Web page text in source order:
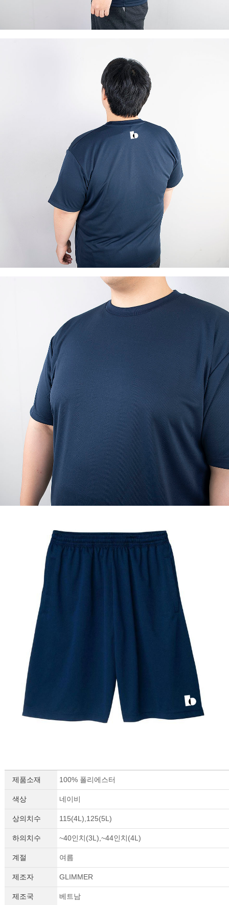
제품소재 100% 폴리에스터
색상 네이비
상의치수 115(4L),125(5L)
하의치수 ~40인치(3L),~44인치(4L)
계절 여름
제조자 GLIMMER
제조국 베트남